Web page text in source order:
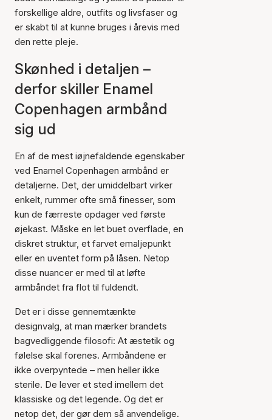
forskellige aldre, outfits og livsfaser og
er skabt til at kunne bruges i årevis med
den rette pleje.
Skønhed i detaljen –
derfor skiller Enamel
Copenhagen armbånd
sig ud
En af de mest iøjnefaldende egenskaber
ved Enamel Copenhagen armbånd er
detaljerne. Det, der umiddelbart virker
enkelt, rummer ofte små finesser, som
kun de færreste opdager ved første
øjekast. Måske en let buet overflade, en
diskret struktur, et farvet emaljepunkt
eller en uventet form på låsen. Netop
disse nuancer er med til at løfte
armbåndet fra flot til fuldendt.
Det er i disse gennemtænkte
designvalg, at man mærker brandets
bagvedliggende filosofi: At æstetik og
følelse skal forenes. Armbåndene er
ikke overpyntede – men heller ikke
sterile. De lever et sted imellem det
klassiske og det legende. Og det er
netop det, der gør dem så anvendelige.